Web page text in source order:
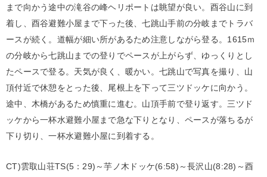
まで向かう途中の滝谷の峰ヘリポートは眺望が良い。酉谷山に到
着し、酉谷避難小屋まで下った後、七跳山手前の分岐までトラバ
ースが続く。道幅が細い所があるため注意しながら登る。1615ｍ
の分岐から七跳山までの登りでペースが上がらず、ゆっくりとし
たペースで登る。天気が良く、暖かい。七跳山で写真を撮り、山
頂付近で休憩をとった後、尾根上を下って三ツドッケに向かう。
途中、木橋があるため慎重に進む。山頂手前で登り返す。三ツド
ッケから一杯水避難小屋まで急な下りとなり、ペースが落ちるが
下り切り、一杯水避難小屋に到着する。
CT)雲取山荘TS(5：29)～芋ノ木ドッケ(6:58)～長沢山(8:28)～酉